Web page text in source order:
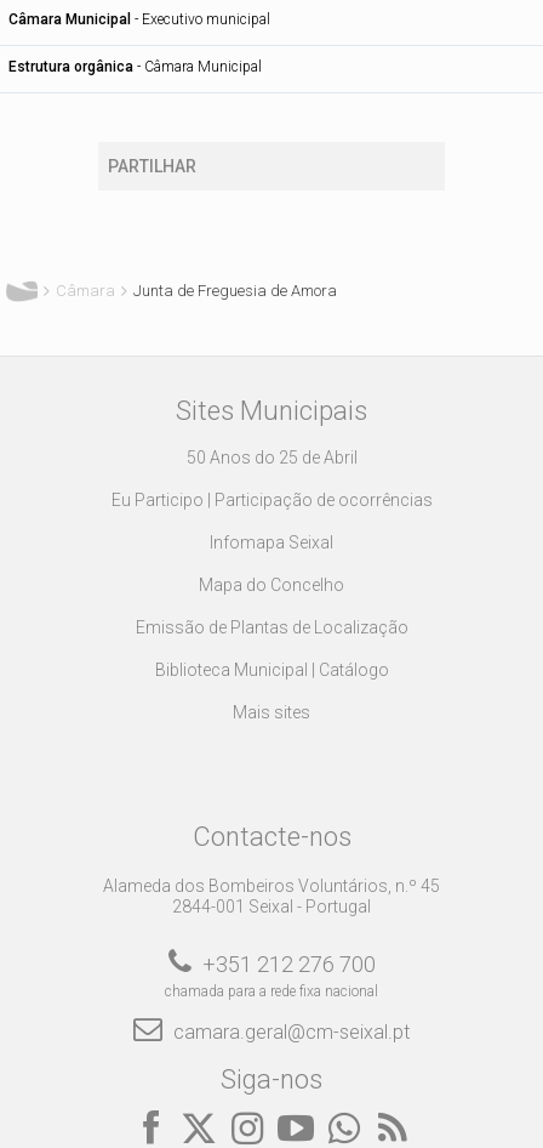
Câmara Municipal - Executivo municipal
Estrutura orgânica - Câmara Municipal
PARTILHAR
Câmara Junta de Freguesia de Amora
Sites Municipais
50 Anos do 25 de Abril
Eu Participo | Participação de ocorrências
Infomapa Seixal
Mapa do Concelho
Emissão de Plantas de Localização
Biblioteca Municipal | Catálogo
Mais sites
Contacte-nos
Alameda dos Bombeiros Voluntários, n.º 45
2844-001 Seixal - Portugal
+351 212 276 700
chamada para a rede fixa nacional
camara.geral@cm-seixal.pt
Siga-nos